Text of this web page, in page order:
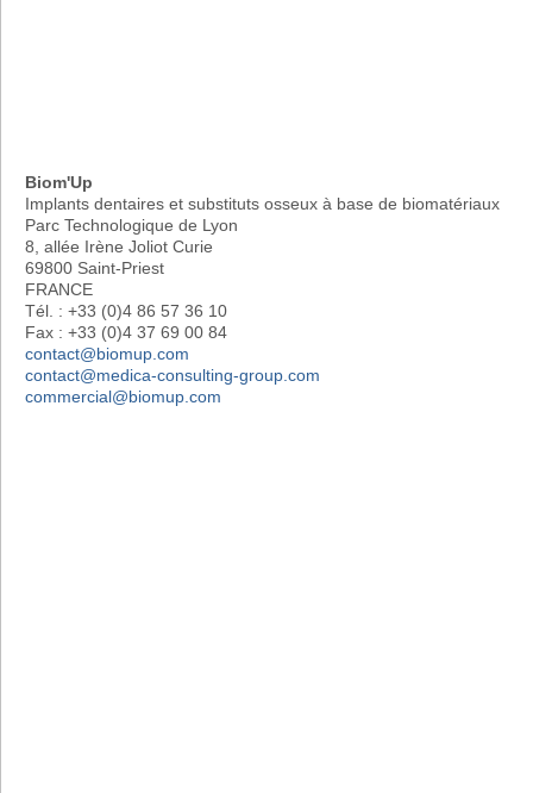
Biom'Up
Implants dentaires et substituts osseux à base de biomatériaux
Parc Technologique de Lyon
8, allée Irène Joliot Curie
69800 Saint-Priest
FRANCE
Tél. : +33 (0)4 86 57 36 10
Fax : +33 (0)4 37 69 00 84
contact@biomup.com
contact@medica-consulting-group.com
commercial@biomup.com